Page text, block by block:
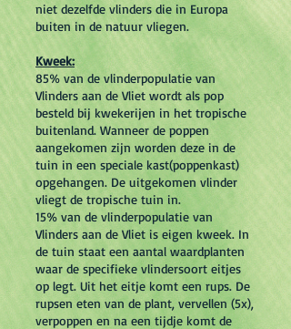
niet dezelfde vlinders die in Europa
buiten in de natuur vliegen.
Kweek:
85% van de vlinderpopulatie van
Vlinders aan de Vliet wordt als pop
besteld bij kwekerijen in het tropische
buitenland. Wanneer de poppen
aangekomen zijn worden deze in de
tuin in een speciale kast(poppenkast)
opgehangen. De uitgekomen vlinder
vliegt de tropische tuin in.
15% van de vlinderpopulatie van
Vlinders aan de Vliet is eigen kweek. In
de tuin staat een aantal waardplanten
waar de specifieke vlindersoort eitjes
op legt. Uit het eitje komt een rups. De
rupsen eten van de plant, vervellen (5x),
verpoppen en na een tijdje komt de